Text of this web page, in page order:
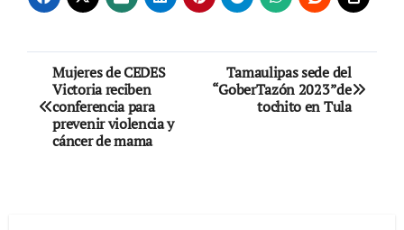
Navegación
de
entradas
Mujeres de CEDES
Victoria reciben
conferencia para
prevenir violencia y
cáncer de mama
Tamaulipas sede del
“GoberTazón 2023”de
tochito en Tula